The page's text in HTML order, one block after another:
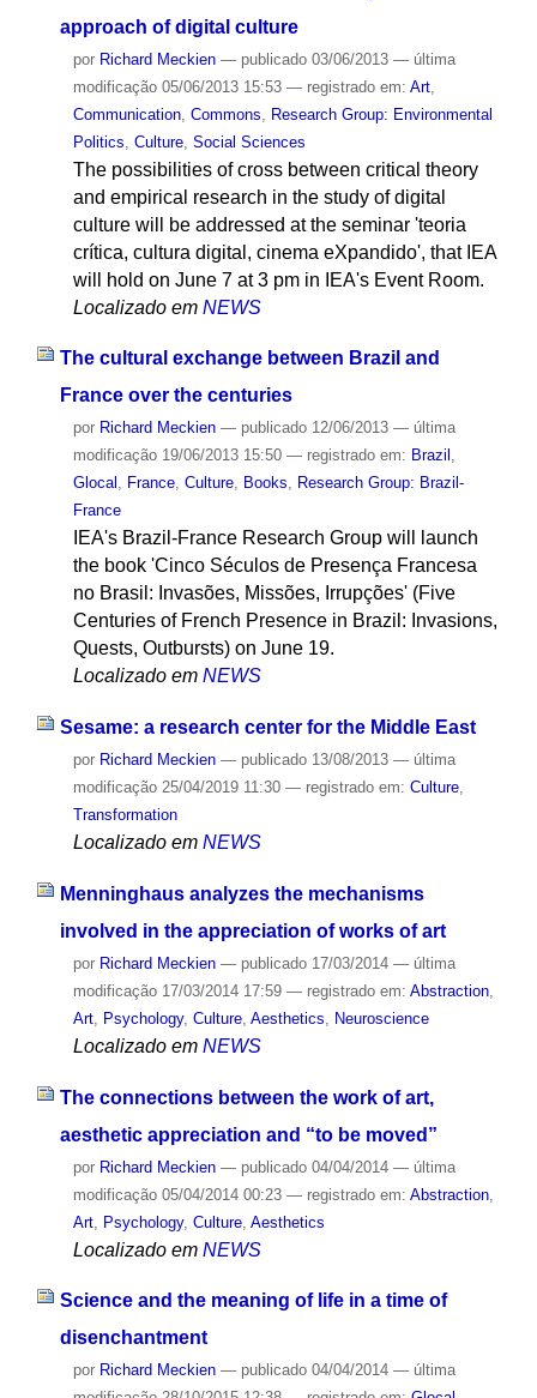
approach of digital culture
por Richard Meckien — publicado03/06/2013 — última
modificação05/06/2013 15:53 — registrado em: Art,
Communication, Commons
Research Group: Environmental
Politics Culture, Social Sciences
The possibilities of cross between critical theory
and empirical research in the study of digital
culture will be addressed at the seminar 'teoria
crítica, cultura digital, cinema eXpandido', that IEA
will hold on June 7 at 3 pm in IEA's Event Room.
Localizado em NEWS
The cultural exchange between Brazil and
France over the centuries
por Richard Meckien — publicado12/06/2013 — última
modificação19/06/2013 15:50 — registrado em: Brazil ,
Glocal , France, Culture, Books, Research Group: Brazil-
France
IEA's Brazil-France Research Group will launch
the book 'Cinco Séculos de Presença Francesa
no Brasil: Invasões, Missões, Irrupções' (Five
Centuries of French Presence in Brazil: Invasions,
Quests, Outbursts) on June 19.
Localizado em NEWS
Sesame: a research center for the Middle East
por Richard Meckien — publicado13/08/2013 — última
modificação25/04/2019 11:30 — registrado em: Culture,
Transformation
Localizado em NEWS
Menninghaus analyzes the mechanisms
involved in the appreciation of works of art
por Richard Meckien — publicado17/03/2014 — última
modificação17/03/2014 17:59 — registrado em: Abstraction,
Art, Psychology, Culture, Aesthetics Neuroscience
Localizado em NEWS
The connections between the work of art,
aesthetic appreciation and “to be moved”
por Richard Meckien — publicado04/04/2014 — última
modificação05/04/2014 00:23 — registrado em: Abstraction,
Art, Psychology, Culture, Aesthetics
Localizado em NEWS
Science and the meaning of life in a time of
disenchantment
por Richard Meckien — publicado04/04/2014 — última